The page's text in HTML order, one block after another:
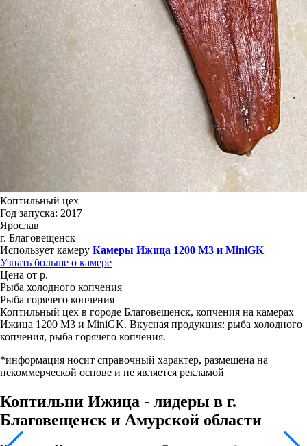
Коптильный цех
Год запуска: 2017
Ярослав
г. Благовещенск
Использует камеру Камеры Ижица 1200 M3 и MiniGK
Узнать больше о камере
Цена от р.
Рыба холодного копчения
Рыба горячего копчения
Коптильный цех в городе Благовещенск, копчения на камерах
Ижица 1200 М3 и MiniGK. Вкусная продукция: рыба холодного
копчения, рыба горячего копчения.
*информация носит справочный характер, размещена на
некоммерческой основе и не является рекламой
Коптильни Ижица - лидеры в г.
Благовещенск и Амурской области